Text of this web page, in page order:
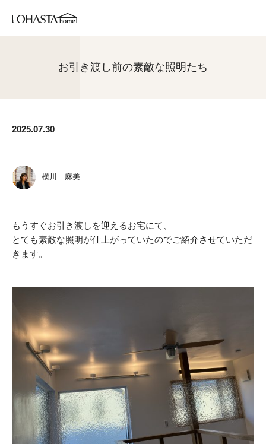
お引き渡し前の素敵な照明たち
2025.07.30
横川 麻美
もうすぐお引き渡しを迎えるお宅にて、
とても素敵な照明が仕上がっていたのでご紹介させていただ
きます。